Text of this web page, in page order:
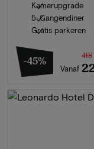
Kamerupgrade
5-Gangendiner
Gratis parkeren
-45%
Vanaf
418